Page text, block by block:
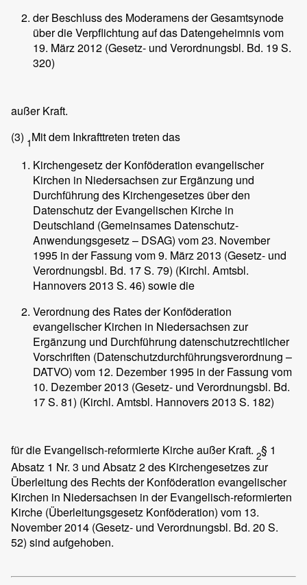
der Beschluss des Moderamens der Gesamtsynode
über die Verpflichtung auf das Datengeheimnis vom
19. März 2012 (Gesetz- und Verordnungsbl. Bd. 19 S.
320)
außer Kraft.
(3) 1Mit dem Inkrafttreten treten das
Kirchengesetz der Konföderation evangelischer
Kirchen in Niedersachsen zur Ergänzung und
Durchführung des Kirchengesetzes über den
Datenschutz der Evangelischen Kirche in
Deutschland (Gemeinsames Datenschutz-
Anwendungsgesetz – DSAG) vom 23. November
1995 in der Fassung vom 9. März 2013 (Gesetz- und
Verordnungsbl. Bd. 17 S. 79) (Kirchl. Amtsbl.
Hannovers 2013 S. 46) sowie die
Verordnung des Rates der Konföderation
evangelischer Kirchen in Niedersachsen zur
Ergänzung und Durchführung datenschutzrechtlicher
Vorschriften (Datenschutzdurchführungsverordnung –
DATVO) vom 12. Dezember 1995 in der Fassung vom
10. Dezember 2013 (Gesetz- und Verordnungsbl. Bd.
17 S. 81) (Kirchl. Amtsbl. Hannovers 2013 S. 182)
für die Evangelisch-reformierte Kirche außer Kraft. 2§ 1
Absatz 1 Nr. 3 und Absatz 2 des Kirchengesetzes zur
Überleitung des Rechts der Konföderation evangelischer
Kirchen in Niedersachsen in der Evangelisch-reformierten
Kirche (Überleitungsgesetz Konföderation) vom 13.
November 2014 (Gesetz- und Verordnungsbl. Bd. 20 S.
52) sind aufgehoben.